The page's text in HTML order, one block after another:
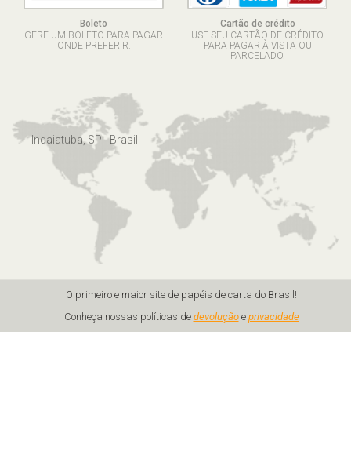
Boleto
GERE UM BOLETO PARA PAGAR
ONDE PREFERIR.
Cartão de crédito
USE SEU CARTÃO DE CRÉDITO
PARA PAGAR À VISTA OU
PARCELADO.
Indaiatuba, SP - Brasil
O primeiro e maior site de papéis de carta do Brasil!
Conheça nossas políticas de devoluçãoe privacidade